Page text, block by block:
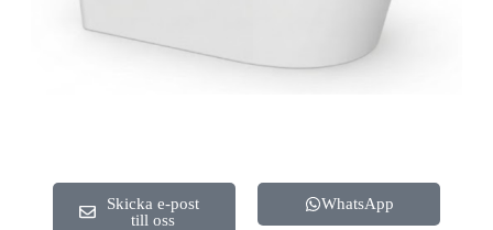
Skicka e-post
till oss
WhatsApp